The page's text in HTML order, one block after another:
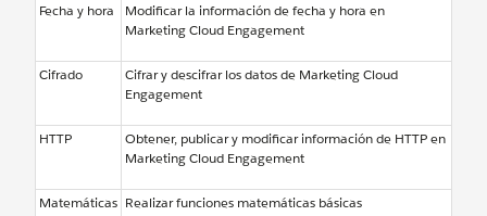
Fecha y hora
Modificar la información de fecha y hora en
Marketing Cloud Engagement
Cifrado
Cifrar y descifrar los datos de Marketing Cloud
Engagement
HTTP
Obtener, publicar y modificar información de HTTP en
Marketing Cloud Engagement
Matemáticas Realizar funciones matemáticas básicas